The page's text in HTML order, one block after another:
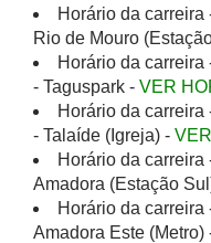
Horário da
Rio de Mouro
Horário da
- Taguspark - VER
Horário da
- Talaíde (Igreja) -
Horário da carreira
Amadora (Estação
Horário da carreira
Amadora Este (Metro)